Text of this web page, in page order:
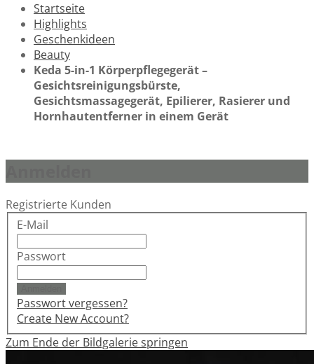
Startseite
Highlights
Geschenkideen
Beauty
Keda 5-in-1 Körperpflegegerät –
Gesichtsreinigungsbürste,
Gesichtsmassagegerät, Epilierer, Rasierer und
Hornhautentferner in einem Gerät
Registrierte Kunden
E-Mail
Passwort
Passwort vergessen?
Create New Account?
Zum Ende der Bildgalerie springen